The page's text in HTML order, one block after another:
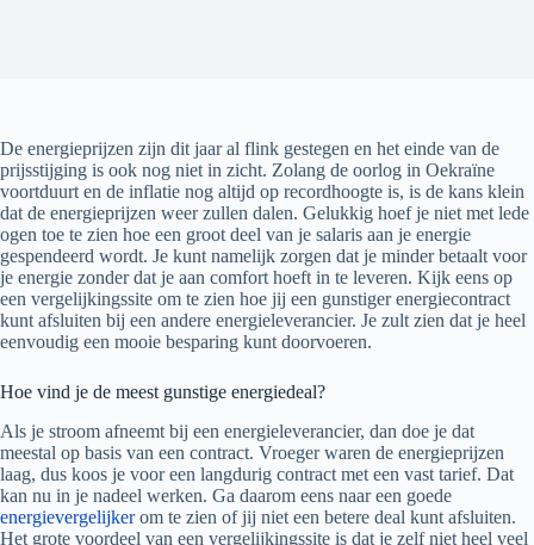
De energieprijzen zijn dit jaar al flink gestegen en het einde van de
prijsstijging is ook nog niet in zicht. Zolang de oorlog in Oekraïne
voortduurt en de inflatie nog altijd op recordhoogte is, is de kans klein
dat de energieprijzen weer zullen dalen. Gelukkig hoef je niet met lede
ogen toe te zien hoe een groot deel van je salaris aan je energie
gespendeerd wordt. Je kunt namelijk zorgen dat je minder betaalt voor
je energie zonder dat je aan comfort hoeft in te leveren. Kijk eens op
een vergelijkingssite om te zien hoe jij een gunstiger energiecontract
kunt afsluiten bij een andere energieleverancier. Je zult zien dat je heel
eenvoudig een mooie besparing kunt doorvoeren.
Hoe vind je de meest gunstige energiedeal?
Als je stroom afneemt bij een energieleverancier, dan doe je dat
meestal op basis van een contract. Vroeger waren de energieprijzen
laag, dus koos je voor een langdurig contract met een vast tarief. Dat
kan nu in je nadeel werken. Ga daarom eens naar een goede
energievergelijkerom te zien of jij niet een betere deal kunt afsluiten.
Het grote voordeel van een vergelijkingssite is dat je zelf niet heel veel